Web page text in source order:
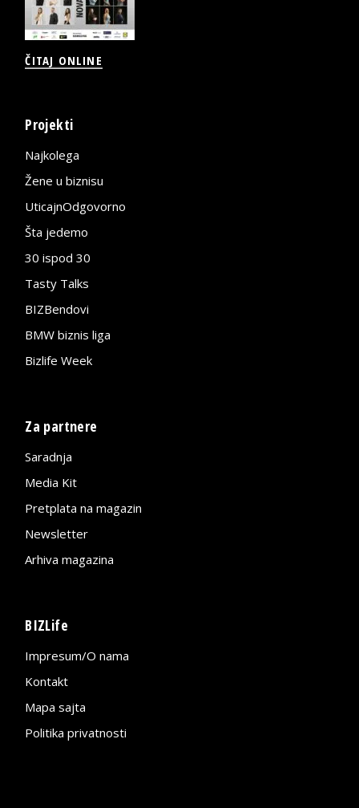
ČITAJ ONLINE
Projekti
Najkolega
Žene u biznisu
UticajnOdgovorno
Šta jedemo
30 ispod 30
Tasty Talks
BIZBendovi
BMW biznis liga
Bizlife Week
Za partnere
Saradnja
Media Kit
Pretplata na magazin
Newsletter
Arhiva magazina
BIZLife
Impresum/O nama
Kontakt
Mapa sajta
Politika privatnosti